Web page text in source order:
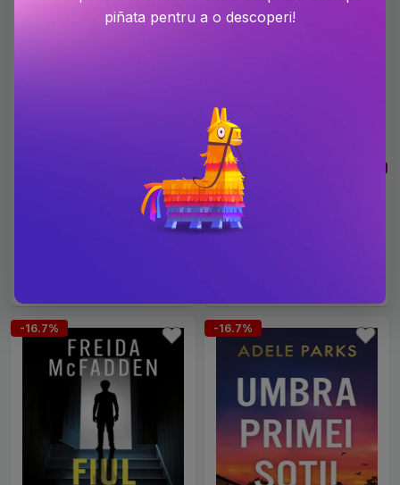
Anatomia unui alibi
-16.7% -16.7%
piñata pentru a o descoperi!